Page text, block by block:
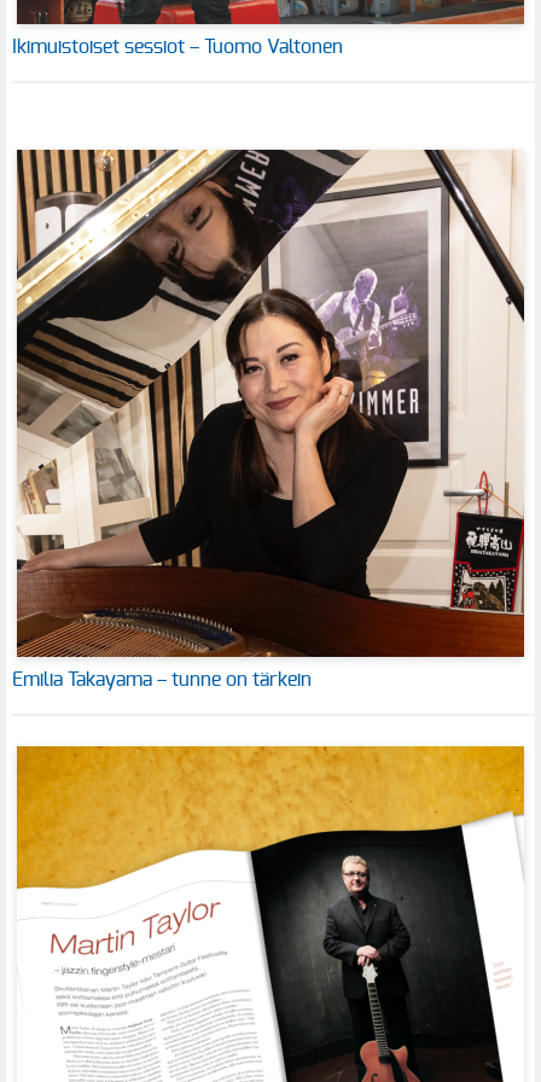
Ikimuistoiset sessiot – Tuomo Valtonen
Emilia Takayama – tunne on tärkein